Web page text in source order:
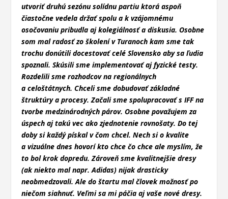
utvoriť druhú sezónu solídnu partiu ktorá aspoň
čiastočne vedela držať spolu a k vzájomnému
osočovaniu pribudla aj kolegiálnosť a diskusia. Osobne
som mal radosť zo školení v Turanoch kam sme tak
trochu donútili docestovať celé Slovensko aby sa ľudia
spoznali. Skúsili sme implementovať aj fyzické testy.
Rozdelili sme rozhodcov na regionálnych
a celoštátnych. Chceli sme dobudovať základné
štruktúry a procesy.Začali sme spolupracovať s IFF na
tvorbe medzinárodných párov.Osobne považujem za
úspech aj takú vec ako zjednotenie rovnošaty. Do tej
doby si každý pískal v čom chcel. Nech si o kvalite
a vizuálne dnes hovorí kto chce čo chce ale myslím, že
to bol krok dopredu. Zároveň sme kvalitnejšie dresy
(ak niekto mal napr. Adidas) nijak drasticky
neobmedzovali. Ale do štartu mal človek možnosť po
niečom siahnuť. Veľmi sa mi páčia aj vaše nové dresy.